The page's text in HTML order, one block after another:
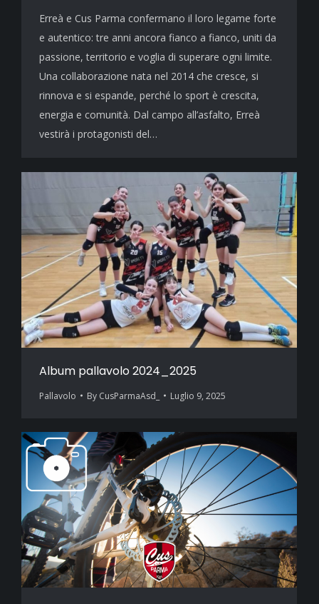
Erreà e Cus Parma confermano il loro legame forte
e autentico: tre anni ancora fianco a fianco, uniti da
passione, territorio e voglia di superare ogni limite.
Una collaborazione nata nel 2014 che cresce, si
rinnova e si espande, perché lo sport è crescita,
energia e comunità. Dal campo all’asfalto, Erreà
vestirà i protagonisti del…
Album pallavolo 2024_2025
Pallavolo By CusParmaAsd_ Luglio 9, 2025